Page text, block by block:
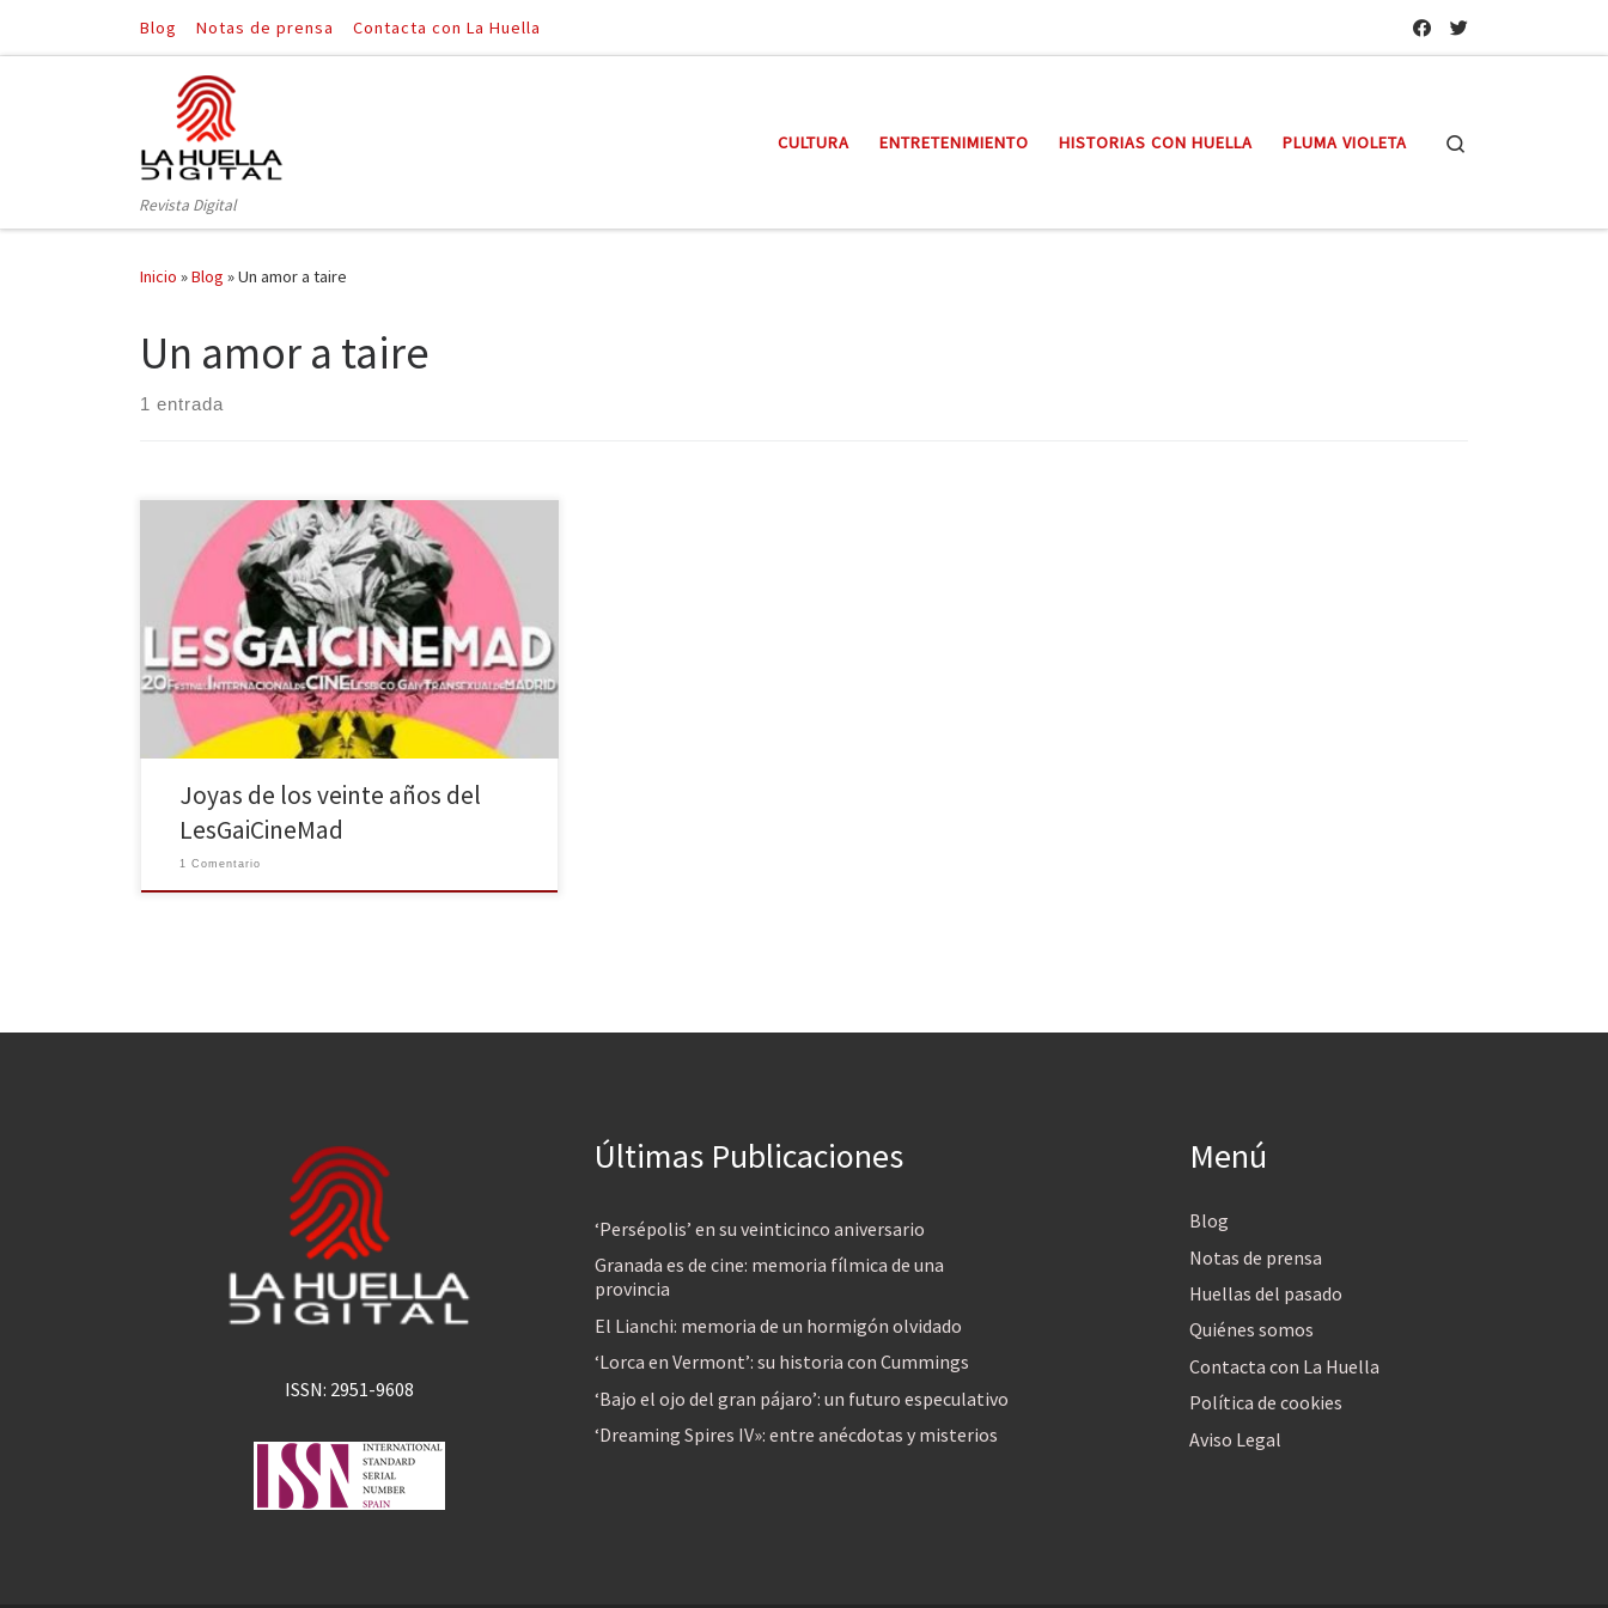
Saltar al contenido
Blog Notas de prensa Contacta con La Huella
Revista Digital
CULTURA ENTRETENIMIENTO HISTORIAS CON HUELLA PLUMA VIOLETA
Inicio »Blog »Un amor a taire
Un amor a taire
1 entrada
Desde el pasado 29 de Octubre y hasta el próximo 15
de Noviembre se celebra en Madrid el 20 Festival
Internacional de Cine Lésbico, Gay y Transexual de
Madrid. Un gran logro llegar a esta edición y
mantenerse como uno de los cuatro festivales de cine
que siguen con vida […]
Joyas de los veinte años del
LesGaiCineMad
1 Comentario
ISSN: 2951-9608
Últimas Publicaciones
‘Persépolis’ en su veinticinco aniversario
Granada es de cine: memoria fílmica de una
provincia
El Lianchi: memoria de un hormigón olvidado
‘Lorca en Vermont’: su historia con Cummings
‘Bajo el ojo del gran pájaro’: un futuro especulativo
‘Dreaming Spires IV»: entre anécdotas y misterios
Menú
Blog
Notas de prensa
Huellas del pasado
Quiénes somos
Contacta con La Huella
Política de cookies
Aviso Legal